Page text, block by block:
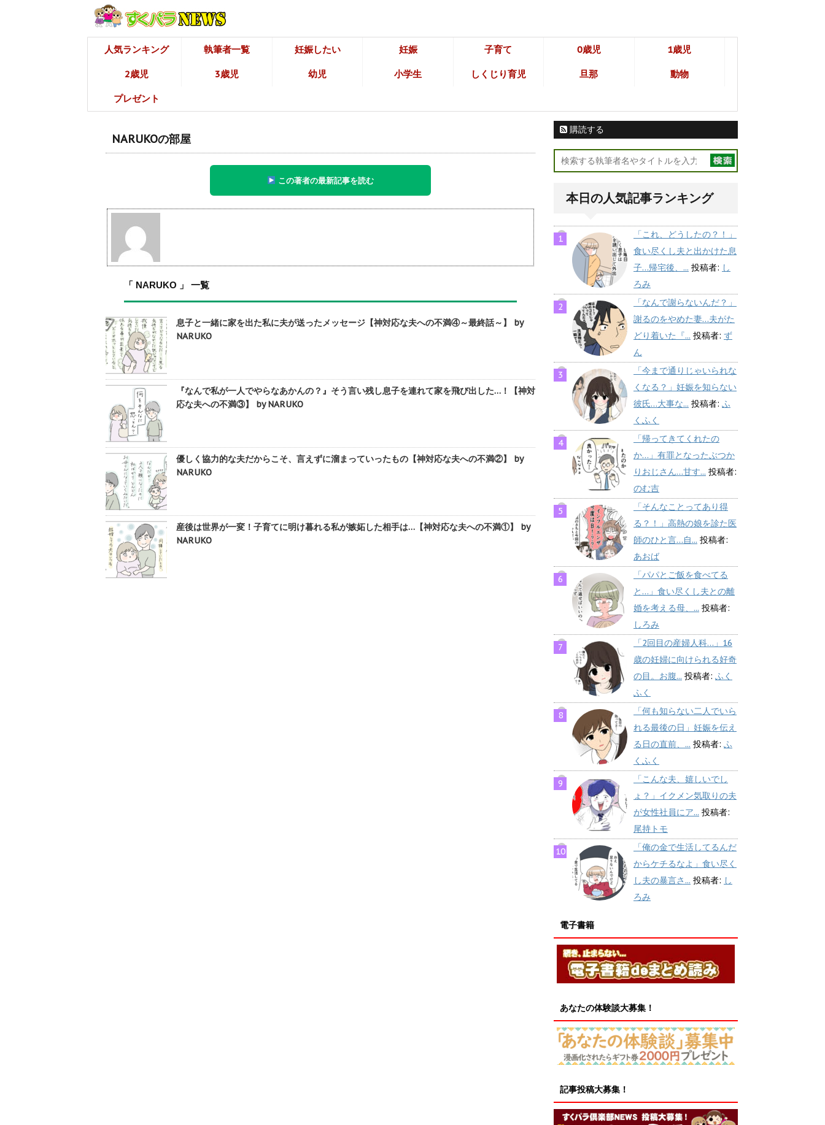
人気ランキング 執筆者一覧 妊娠したい 妊娠 子育て 0歳児 1歳児
2歳児 3歳児 幼児 小学生 しくじり育児 旦那 動物
プレゼント
NARUKOの部屋
この著者の最新記事を読む
「 NARUKO 」 一覧
息子と一緒に家を出た私に夫が送ったメッセージ【神対応な夫への不満④～最終話～】 by
NARUKO
『なんで私が一人でやらなあかんの？』そう言い残し息子を連れて家を飛び出した…！【神対
応な夫への不満③】 by NARUKO
優しく協力的な夫だからこそ、言えずに溜まっていったもの【神対応な夫への不満②】 by
NARUKO
産後は世界が一変！子育てに明け暮れる私が嫉妬した相手は…【神対応な夫への不満①】 by
NARUKO
購読する
本日の人気記事ランキング
「これ、どうしたの？！」
食い尽くし夫と出かけた息
子…帰宅後、... 投稿者: し
ろみ
「なんで謝らないんだ？」
謝るのをやめた妻…夫がた
どり着いた『... 投稿者: ず
ん
「今まで通りじゃいられな
くなる？」妊娠を知らない
彼氏…大事な... 投稿者: ふ
くふく
「帰ってきてくれたの
か…」有罪となったぶつか
りおじさん…甘す... 投稿者:
のむ吉
「そんなことってあり得
る？！」高熱の娘を診た医
師のひと言…自... 投稿者:
あおば
「パパとご飯を食べてる
と…」食い尽くし夫との離
婚を考える母、... 投稿者:
しろみ
「2回目の産婦人科…」16
歳の妊婦に向けられる好奇
の目。お腹... 投稿者: ふく
ふく
「何も知らない二人でいら
れる最後の日」妊娠を伝え
る日の直前、... 投稿者: ふ
くふく
「こんな夫、嬉しいでし
ょ？」イクメン気取りの夫
が女性社員にア... 投稿者:
尾持トモ
「俺の金で生活してるんだ
からケチるなよ」食い尽く
し夫の暴言さ... 投稿者: し
ろみ
電子書籍
あなたの体験談大募集！
記事投稿大募集！